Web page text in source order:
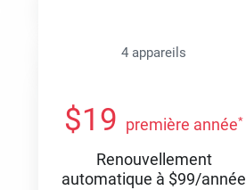
4 appareils
$19 première année*
Renouvellement
automatique à $99/année